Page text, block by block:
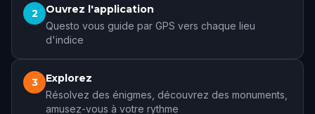
2 Ouvrez l'application
Questo vous guide par GPS vers chaque lieu
d'indice
3 Explorez
Résolvez des énigmes, découvrez des monuments,
amusez-vous à votre rythme